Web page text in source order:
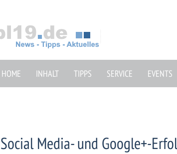
HOME INHALT TIPPS SERVICE EVENTS
Social Media- und Google+-